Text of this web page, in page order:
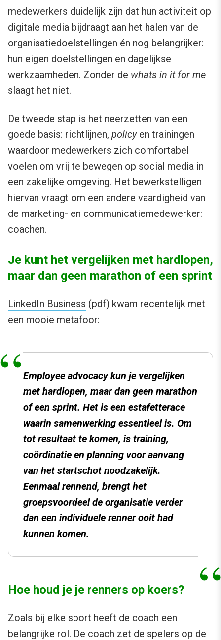
medewerkers duidelijk zijn dat hun activiteit op
digitale media bijdraagt aan het halen van de
organisatiedoelstellingen én nog belangrijker:
hun eigen doelstellingen en dagelijkse
werkzaamheden. Zonder de whats in it for me
slaagt het niet.
De tweede stap is het neerzetten van een
goede basis: richtlijnen, policyen trainingen
waardoor medewerkers zich comfortabel
voelen om vrij te bewegen op social media in
een zakelijke omgeving. Het bewerkstelligen
hiervan vraagt om een andere vaardigheid van
de marketing- en communicatiemedewerker:
coachen.
Je kunt het vergelijken met hardlopen,
maar dan geen marathon of een sprint
LinkedIn Business (pdf) kwam recentelijk met
een mooie metafoor:
Employee advocacy kun je vergelijken
met hardlopen, maar dan geen marathon
of een sprint. Het is een estafetterace
waarin samenwerking essentieel is. Om
tot resultaat te komen, is training,
coördinatie en planning voor aanvang
van het startschot noodzakelijk.
Eenmaal rennend, brengt het
groepsvoordeel de organisatie verder
dan een individuele renner ooit had
kunnen komen.
Hoe houd je je renners op koers?
Zoals bij elke sport heeft de coach een
belangrijke rol. De coach zet de spelers op de